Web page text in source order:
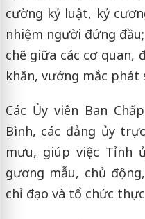
cường kỷ luật, kỷ
nhiệm người đứng
chẽ giữa các cơ quan,
khăn, vướng mắc phát
Các Ủy viên Ban
Bình, các đảng ủy
mưu, giúp việc Tỉnh
gương mẫu, chủ
chỉ đạo và tổ chức